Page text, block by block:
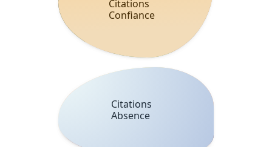
Citations
Confiance
Citations
Absence